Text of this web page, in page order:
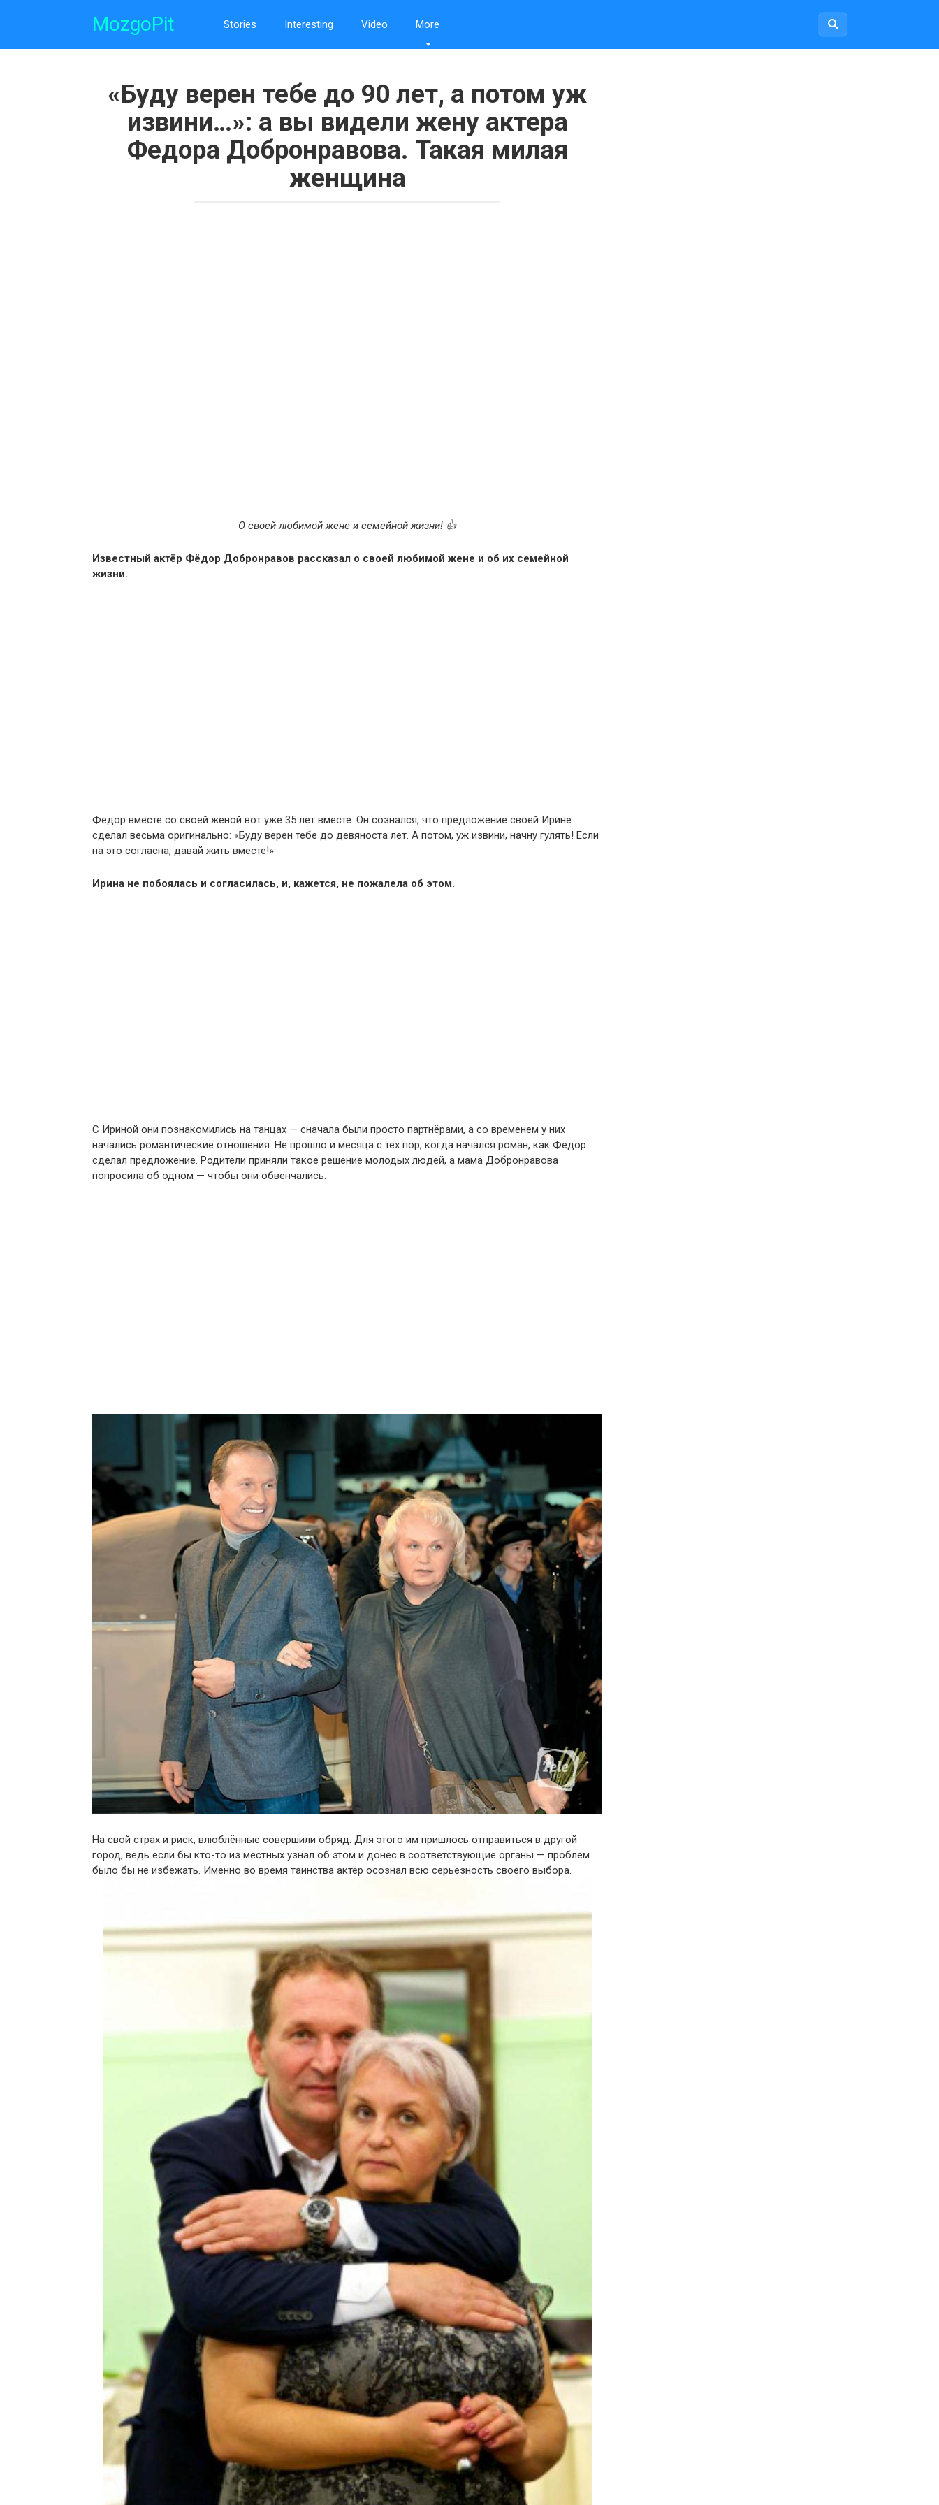
MozgoPit Stories Interesting Video More
«Буду верен тебе до 90 лет, а потом уж
извини…»: а вы видели жену актера
Федора Добронравова. Такая милая
женщина
О своей любимой жене и семейной жизни! 👍
Известный актёр Фёдор Добронравов рассказал о своей любимой жене и об их семейной
жизни.
Фёдор вместе со своей женой вот уже 35 лет вместе. Он сознался, что предложение своей Ирине
сделал весьма оригинально: «Буду верен тебе до девяноста лет. А потом, уж извини, начну гулять! Если
на это согласна, давай жить вместе!»
Ирина не побоялась и согласилась, и, кажется, не пожалела об этом.
С Ириной они познакомились на танцах — сначала были просто партнёрами, а со временем у них
начались романтические отношения. Не прошло и месяца с тех пор, когда начался роман, как Фёдор
сделал предложение. Родители приняли такое решение молодых людей, а мама Добронравова
попросила об одном — чтобы они обвенчались.
На свой страх и риск, влюблённые совершили обряд. Для этого им пришлось отправиться в другой
город, ведь если бы кто-то из местных узнал об этом и донёс в соответствующие органы — проблем
было бы не избежать. Именно во время таинства актёр осознал всю серьёзность своего выбора.